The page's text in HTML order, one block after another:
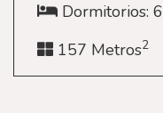
Dormitorios: 6
157 Metros2